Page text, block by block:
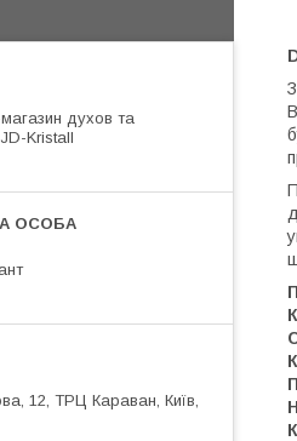
магазин духов та
Kristall
12, ТРЦ Караван, Київ,